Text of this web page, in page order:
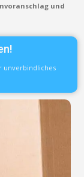
und
unverbindliches